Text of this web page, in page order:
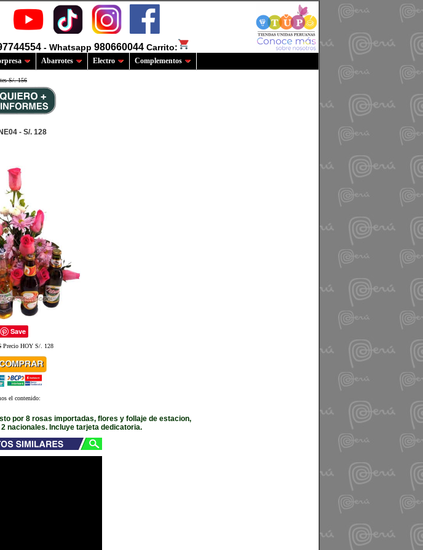
- Whatsapp 980660044 Carrito:
Abarrotes Electro Complementos
S/. 156
- S/. 128
Save
Precio HOY S/. 128
el contenido:
por 8 rosas importadas, flores y follaje de estacion,
nacionales. Incluye tarjeta dedicatoria.